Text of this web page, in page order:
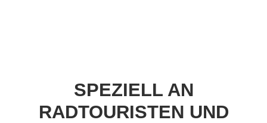
SPEZIELL AN
RADTOURISTEN UND